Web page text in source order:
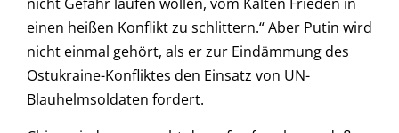
einen heißen Konflikt zu schlittern.“ Aber Putin wird
nicht einmal gehört, als er zur Eindämmung des
Ostukraine-Konfliktes den Einsatz von UN-
Blauhelmsoldaten fordert.